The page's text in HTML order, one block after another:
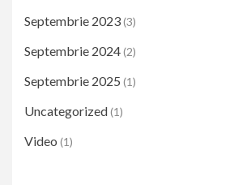
Septembrie 2023(3)
Septembrie 2024(2)
Septembrie 2025 (1)
Uncategorized(1)
Video (1)